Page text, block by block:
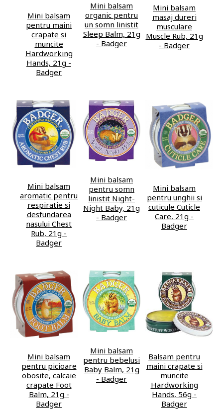
Mini balsam
pentru maini
crapate si
muncite
Hardworking
Hands, 21g -
Badger
Mini balsam
organic pentru
un somn linistit
Sleep Balm, 21g
- Badger
Mini balsam
masaj dureri
musculare
Muscle Rub, 21g
- Badger
Mini balsam
aromatic pentru
respiratie si
desfundarea
nasului Chest
Rub, 21g -
Badger
Mini balsam
pentru somn
linistit Night-
Night Baby, 21g
- Badger
Mini balsam
pentru unghii si
cuticule Cuticle
Care, 21g -
Badger
Mini balsam
pentru picioare
obosite, calcaie
crapate Foot
Balm, 21g -
Badger
Mini balsam
pentru bebelusi
Baby Balm, 21g
- Badger
Balsam pentru
maini crapate si
muncite
Hardworking
Hands, 56g -
Badger